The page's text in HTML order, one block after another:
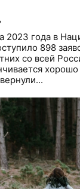
2023 года в
898
со всей